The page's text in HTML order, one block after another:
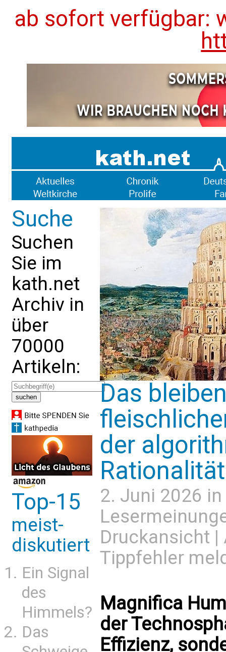
ab sofort verfügbar:
Suche
Suchen
Sie im
kath.net
Archiv in
über
70000
Artikeln:
Top-15
meist-
diskutiert
Ein Signal
des
Himmels?
Das
Das
der
Rationalität
2. Juni 2026 in
Druckansicht |
Tippfehler
Magnifica
der
Effizienz,